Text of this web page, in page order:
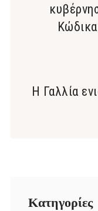
Η Γαλλία
Kατηγορίες